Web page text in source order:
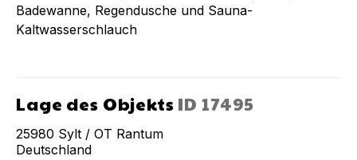
Badewanne, Regendusche und Sauna-
Kaltwasserschlauch
Lage des Objekts ID 17495
25980 Sylt / OT Rantum
Deutschland